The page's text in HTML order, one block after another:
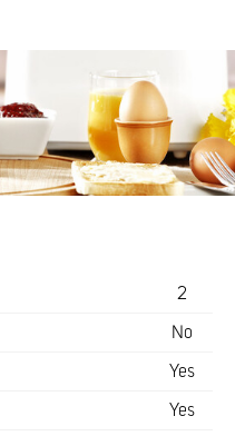
2
No
Yes
Yes